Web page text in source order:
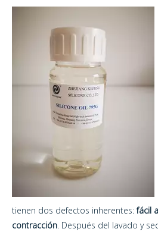
tienen dos defectos inherentes:fácil
contracción. Después del lavado y